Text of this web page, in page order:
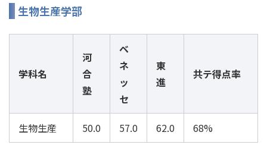
生物生産学部
学科名
河
合
塾
ベ
ネ
ッ
セ
東
進
共テ得点率
生物生産 50.0 57.0 62.0 68%